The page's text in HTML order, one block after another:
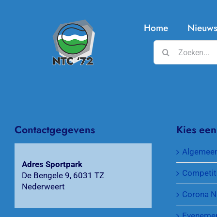
Home Nieuws
Zoeken
naar:
Contactgegevens
Adres Sportpark
De Bengele 9, 6031 TZ
Nederweert
Kies
Corona